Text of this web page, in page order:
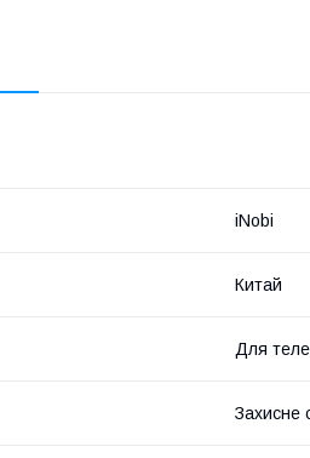
iNobi
Китай
Для
Захисне